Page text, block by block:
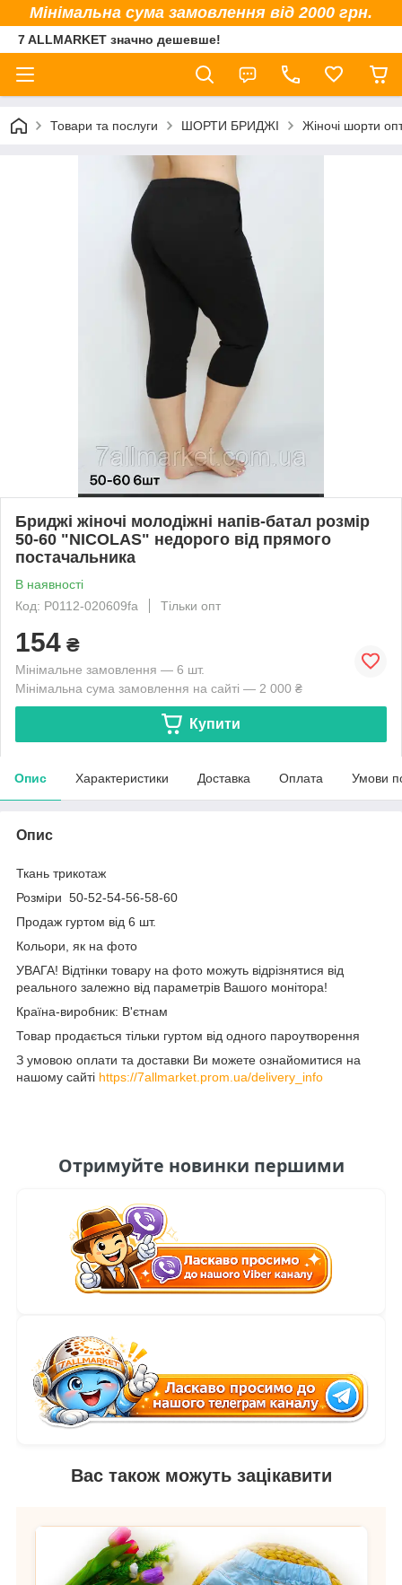
Мінімальна сума замовлення від 2000 грн.
7 ALLMARKET значно дешевше!
Товари та послуги ШОРТИ БРИДЖІ Жіночі шорти
Бриджі жіночі молодіжні напів-батал розмір
50-60 "NICOLAS" недорого від прямого
постачальника
В наявності
Код: P0112-020609fa
Тільки опт
154 ₴
Мінімальне замовлення — 6 шт.
Мінімальна сума замовлення на сайті — 2 000 ₴
Купити
Опис Характеристики Доставка Оплата Умови
Опис
Ткань трикотаж
Розміри 50-52-54-56-58-60
Продаж гуртом від 6 шт.
Кольори, як на фото
УВАГА! Відтінки товару на фото можуть відрізнятися від
реального залежно від параметрів Вашого монітора!
Країна-виробник: В'єтнам
Товар продається тільки гуртом від одного пароутворення
З умовою оплати та доставки Ви можете ознайомитися на
нашому сайті https://7allmarket.prom.ua/delivery_info
Отримуйте новинки першими
Вас також можуть зацікавити